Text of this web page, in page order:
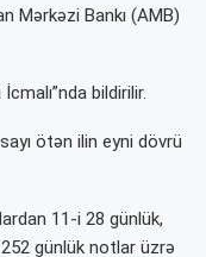
Mərkəzi Bankı (AMB)
bildirilir.
ötən ilin eyni dövrü
11-i 28 günlük,
günlük notlar üzrə